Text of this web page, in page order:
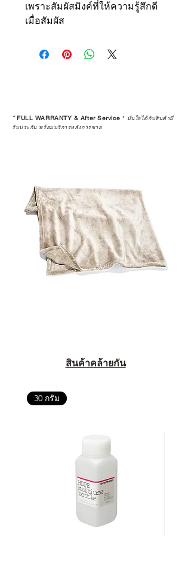
เพราะสัมผัสมิงค์ที่ให้ความรู้สึกดี
เมื่อสัมผัส
*FULL WARRANTY & After Service * มั่นใจได้กับสินค้ามี
รับประกัน พร้อมบริการหลังการขาย
สินค้าคล้ายกัน
30 กรัม